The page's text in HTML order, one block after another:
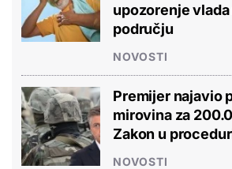
upozorenje vlada
području
NOVOSTI
Premijer najavio
mirovina za
Zakon u
NOVOSTI